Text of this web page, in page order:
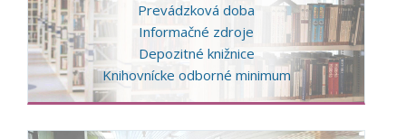
Prevádzková doba
Informačné zdroje
Depozitné knižnice
Knihovnícke odborné minimum